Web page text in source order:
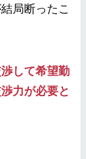
局断ったこ
して希望勤
力が必要と